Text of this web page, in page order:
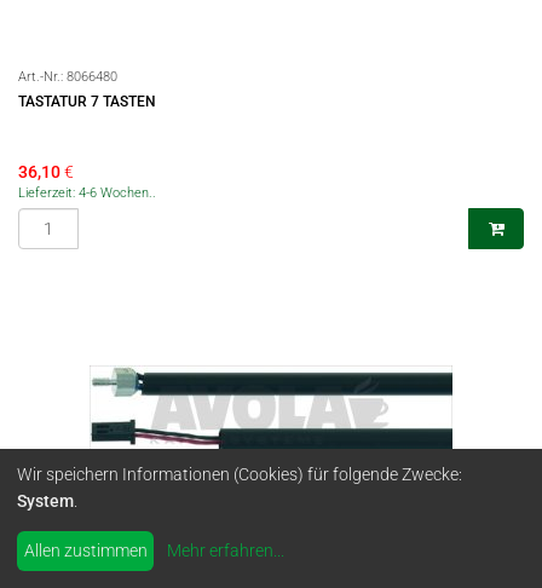
Art.-Nr.: 8066480
TASTATUR 7 TASTEN
36,10€
Lieferzeit: 4-6 Wochen..
Wir speichern Informationen (Cookies) für folgende Zwecke:
System
Allen zustimmen Mehr erfahren...